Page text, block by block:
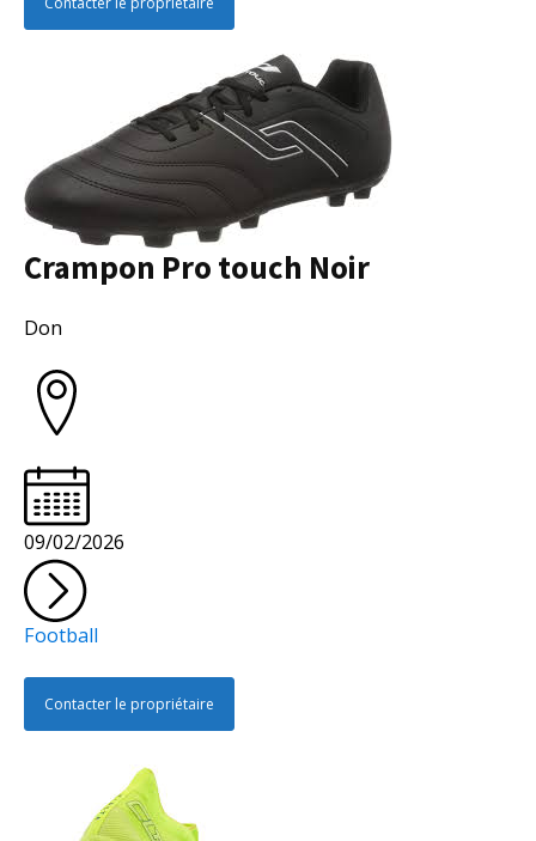
Crampon Pro touch Noir
Don
09/02/2026
Football
Contacter le propriétaire